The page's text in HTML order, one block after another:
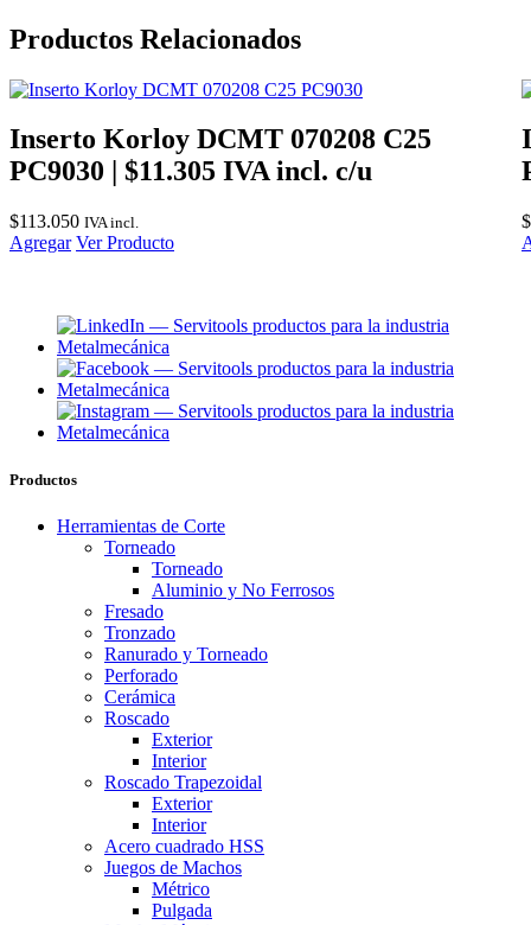
Productos Relacionados
Inserto Korloy DCMT 070208 C25
PC9030 | $11.305 IVA incl. c/u
$113.050 IVA incl.
Agregar Ver Producto
$
Productos
Herramientas de Corte
Torneado
Torneado
Aluminio y No Ferrosos
Fresado
Tronzado
Ranurado y Torneado
Perforado
Cerámica
Roscado
Exterior
Interior
Roscado Trapezoidal
Exterior
Interior
Acero cuadrado HSS
Juegos de Machos
Métrico
Pulgada